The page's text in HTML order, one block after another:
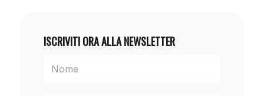
ISCRIVITI ORA ALLA NEWSLETTER